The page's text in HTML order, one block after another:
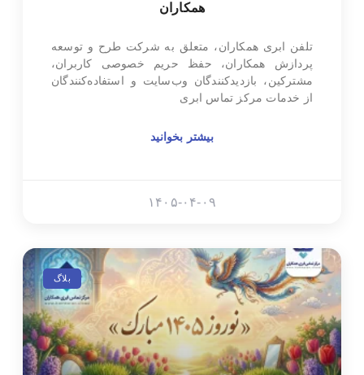
همکاران
تلفن ابری همکاران، متعلق به شرکت طرح و توسعه
پردازش همکاران، حفظ حریم خصوصی کاربران،
مشترکین، بازدیدکنندگان وب‌سایت و استفاده‌کنندگان
از خدمات مرکز تماس ابری
بیشتر بخوانید
۱۴۰۵-۰۴-۰۹
بلاگ